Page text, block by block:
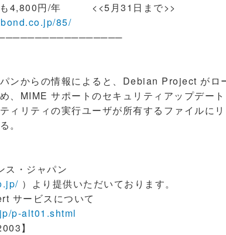
も4,800円/年 <<5月31日まで>>
85/
ンからの情報によると、Debian Project がロ
、MIME サポートのセキュリティアップデー
ィリティの実行ユーザが所有するファイルに
。
ス・ジャパン
）より提供いただいております。
サービスについて
p-alt01.shtml
】